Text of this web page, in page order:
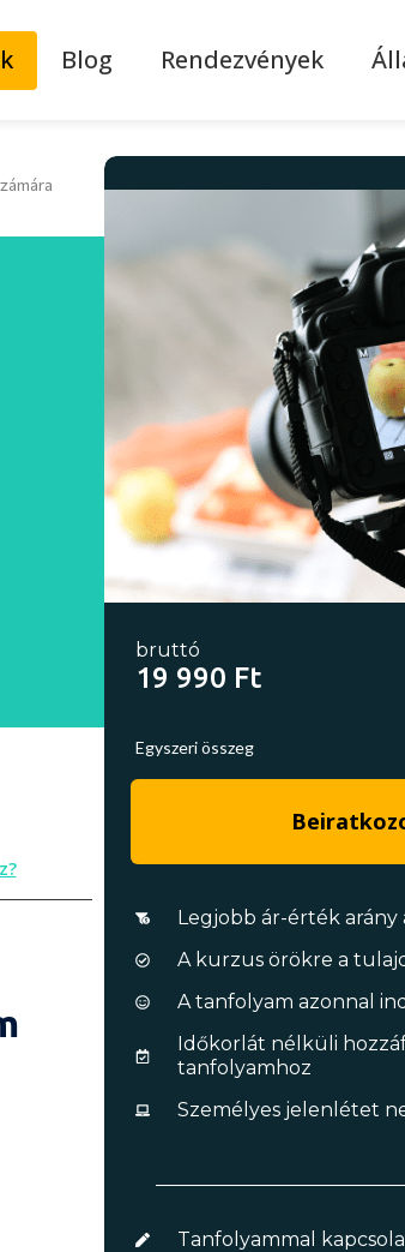
Blog Rendezvények
bruttó
19 990 Ft
Egyszeri összeg
Legjobb ár-érték arány
A kurzus örökre a
A tanfolyam azonnal
Időkorlát nélküli
tanfolyamhoz
Személyes jelenlétet
Tanfolyammal